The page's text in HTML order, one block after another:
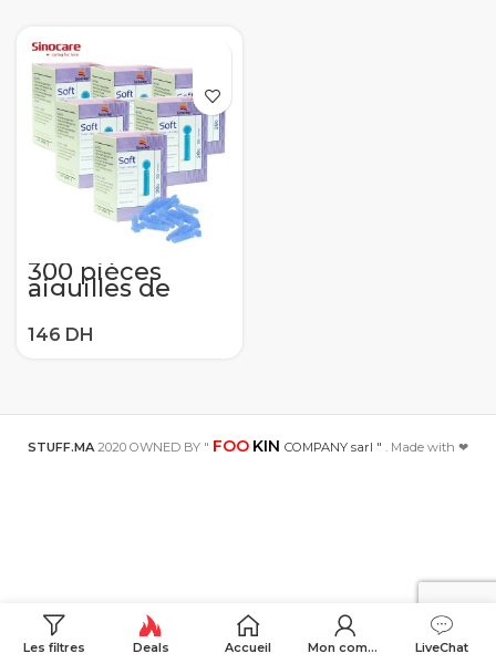
300 pièces
aiguilles de
lancette de
Sinocare pour
l’essai de
sang pour des
Tests de
diabète
STUFF.MA 2020 OWNED BY " FOO KIN COMPANY sarl " . Made with ❤
Les filtres Deals Accueil Mon compte LiveChat